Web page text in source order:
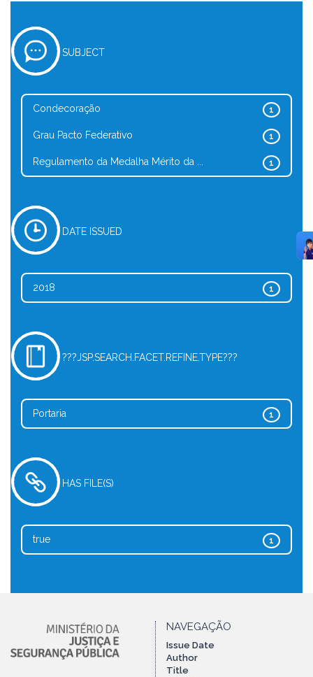
SUBJECT
1
Condecoração
1
Grau Pacto Federativo
1
Regulamento da Medalha Mérito da ...
DATE ISSUED
1
2018
???JSP.SEARCH.FACET.REFINE.TYPE???
1
Portaria
HAS FILE(S)
1
true
NAVEGAÇÃO
Issue Date
Author
Title